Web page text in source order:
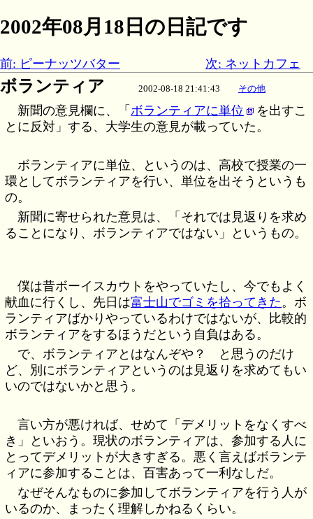
2002年08月18日の日記です
前: ピーナッツバター 次: ネットカフェ
ボランティア 2002-08-18 21:41:43 その他
新聞の意見欄に、「 ボランティアに単位
を出すこ
とに反対」する、大学生の意見が載っていた。
ボランティアに単位、というのは、高校で授業の一
環としてボランティアを行い、単位を出そうというも
の。
新聞に寄せられた意見は、「それでは見返りを求め
ることになり、ボランティアではない」というもの。
僕は昔ボーイスカウトをやっていたし、今でもよく
献血に行くし、先日は富士山でゴミを拾ってきた 。ボ
ランティアばかりやっているわけではないが、比較的
ボランティアをするほうだという自負はある。
で、ボランティアとはなんぞや？ と思うのだけ
ど、別にボランティアというのは見返りを求めてもい
いのではないかと思う。
言い方が悪ければ、せめて「デメリットをなくすべ
き」といおう。現状のボランティアは、参加する人に
とってデメリットが大きすぎる。悪く言えばボランテ
ィアに参加することは、百害あって一利なしだ。
なぜそんなものに参加してボランティアを行う人が
いるのか、まったく理解しかねるくらい。